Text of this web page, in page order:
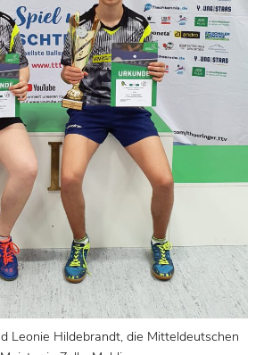
Leonie Hildebrandt, die Mitteldeutschen